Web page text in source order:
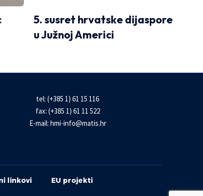
5. susret hrvatske dijaspore
u Južnoj Americi
tel: (+385 1) 61 15 116
fax: (+385 1) 61 11 522
E-mail: hmi-info@matis.hr
linkovi EU projekti